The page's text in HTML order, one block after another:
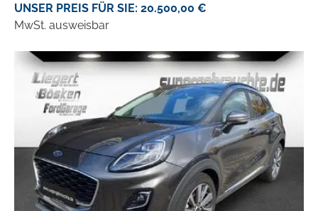
UNSER PREIS FÜR SIE: 20.500,00 €
MwSt. ausweisbar